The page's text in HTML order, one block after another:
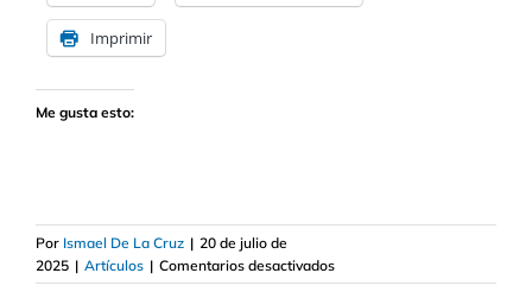
Imprimir
Me gusta esto:
Por Ismael De La Cruz | 20 de julio de
2025 | Artículos | Comentarios desactivadosen
Según